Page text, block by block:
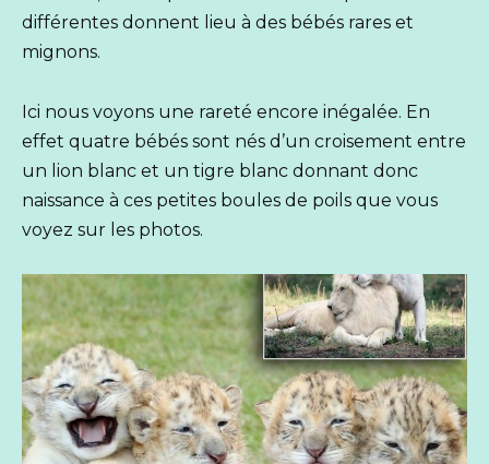
différentes donnent lieu à des bébés rares et
mignons.
Ici nous voyons une rareté encore inégalée. En
effet quatre bébés sont nés d’un croisement entre
un lion blanc et un tigre blanc donnant donc
naissance à ces petites boules de poils que vous
voyez sur les photos.